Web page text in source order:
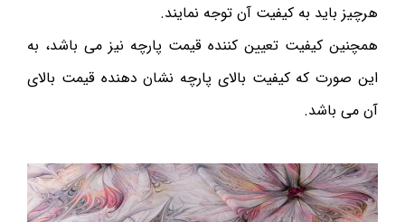
هرچیز باید به کیفیت آن توجه نمایند.
همچنین کیفیت تعیین کننده قیمت پارچه نیز می باشد، به
این صورت که کیفیت بالای پارچه نشان دهنده قیمت بالای
آن می باشد.